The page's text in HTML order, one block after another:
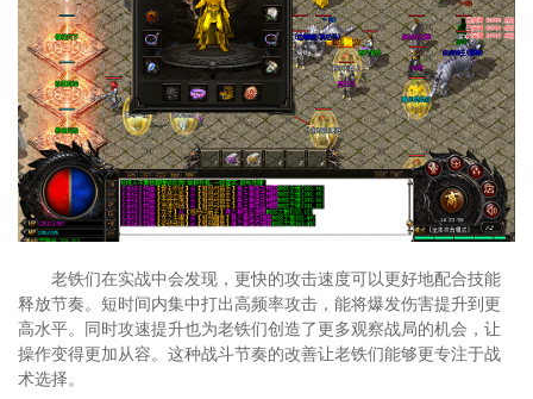
老铁们在实战中会发现，更快的攻击速度可以更好地配合技能
释放节奏。短时间内集中打出高频率攻击，能将爆发伤害提升到更
高水平。同时攻速提升也为老铁们创造了更多观察战局的机会，让
操作变得更加从容。这种战斗节奏的改善让老铁们能够更专注于战
术选择。